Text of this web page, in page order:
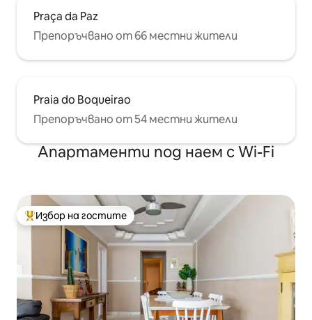
Praça da Paz
Препоръчвано от 66 местни жители
Praia do Boqueirao
Препоръчвано от 54 местни жители
Апартаменти под наем с Wi-Fi
Най-популярен избор на гостите
Избор на гостите